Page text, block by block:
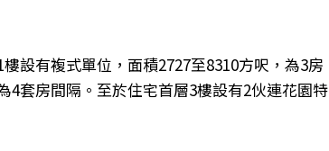
設有複式單位，面積2727至8310方呎，為3房
4套房間隔。至於住宅首層3樓設有2伙連花園特